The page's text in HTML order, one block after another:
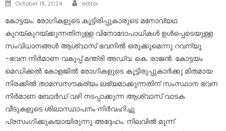
October 18, 2024 editor
കോട്ടയം: രോഗികളുടെ കൂട്ടിരിപ്പുകാരുടെ മനോവ്യഥ
കുറയ്കുറയ്ക്കുന്നതിനുള്ള വിനോദോപാധികൾ ഉൾപ്പെടെയുള്ള
സംവിധാനങ്ങൾ ആശ്വാസ് ഭവനിൽ ഒരുക്കുമെന്നു റവന്യൂ
-ഭവന നിർമാണ വകുപ്പ് മന്ത്രി അഡ്വ. കെ. രാജൻ. കോട്ടയം
മെഡിക്കൽ കോളജിൽ രോഗികളുടെ കൂട്ടിരുപ്പുകാർക്കു മിതമായ
നിരക്കിൽ താമസസൗകര്യം ലഭ്യമാക്കുന്നതിന് സംസ്ഥാന ഭവന
നിർമാണ ബോർഡ് വഴി നടപ്പാക്കുന്ന ആശ്വാസ് വാടക
വീടുകളുടെ ശിലാസ്ഥാപനം നിർവഹിച്ചു
പ്രസംഗിക്കുകയായിരുന്നു അദ്ദേഹം. നിലവിൽ മൂന്ന്